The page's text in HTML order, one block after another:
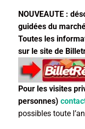
NOUVEAUTE :
guidées du
Toutes les
sur le site de
Pour les visites
personnes)
possibles toute